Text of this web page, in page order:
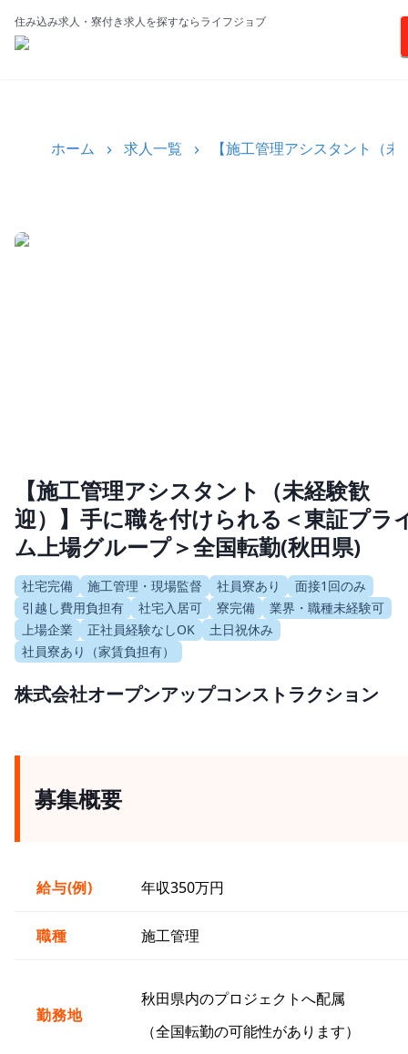
住み込み求人・寮付き求人を探すならライフジョブ
ホーム 求人一覧 【施工管理アシスタント（
【施工管理アシスタント（未経験歓
迎）】手に職を付けられる＜東証プラ
ム上場グループ＞全国転勤(秋田県)
社宅完備 施工管理・現場監督 社員寮あり
面接1回のみ
引越し費用負担有
社宅入居可 寮完備
業界・職種未経験可
上場企業
正社員経験なしOK
土日祝休み
社員寮あり（家賃負担有）
株式会社オープンアップコンストラクション
募集概要
給与(例) 年収350万円
職種 施工管理
勤務地
秋田県内のプロジェクトへ配属
（全国転勤の可能性があります）